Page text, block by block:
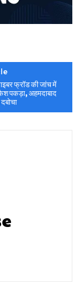
फ्रॉड की जांच में
पकड़ा, अहमदाबाद